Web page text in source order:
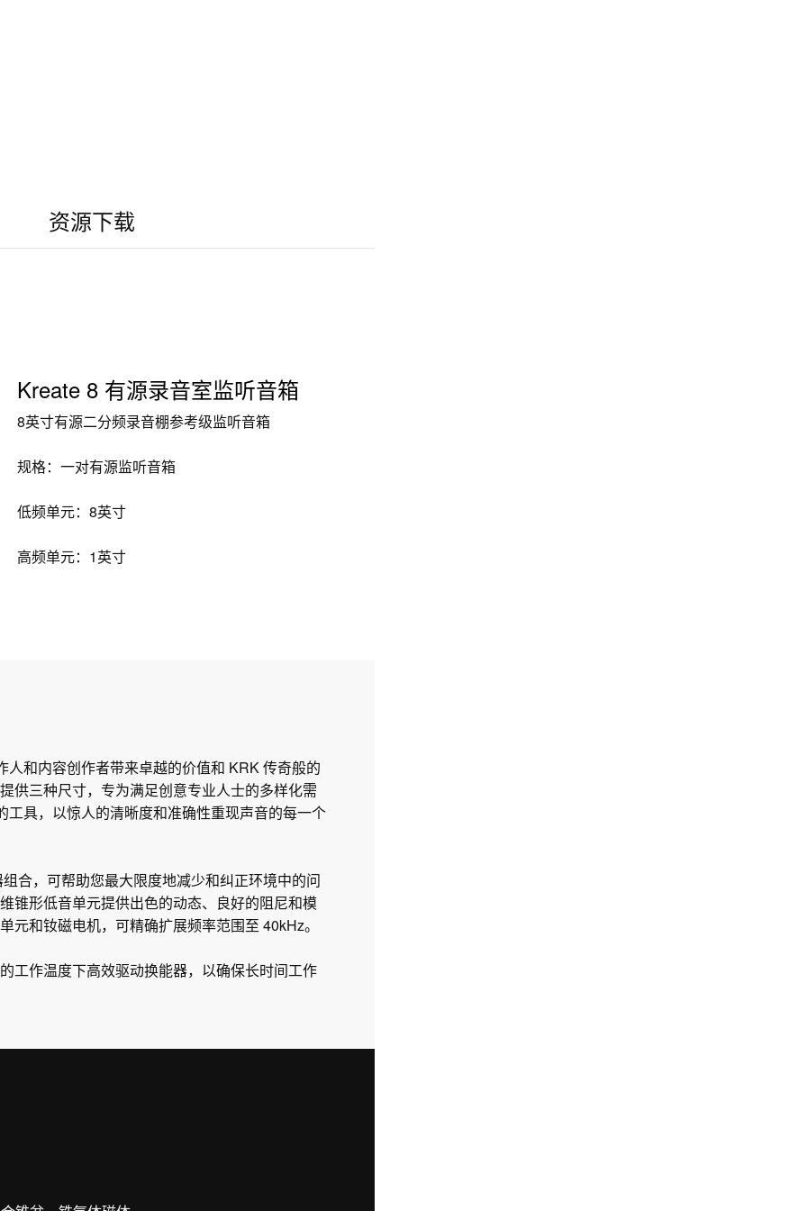
资源下载
Kreate 8 有源录音室监听音箱
8英寸有源二分频录音棚参考级监听音箱
规格：一对有源监听音箱
低频单元：8英寸
高频单元：1英寸
和内容创作者带来卓越的价值和 KRK 传奇般的
供三种尺寸，专为满足创意专业人士的多样化需
具，以惊人的清晰度和准确性重现声音的每一个
合，可帮助您最大限度地减少和纠正环境中的问
锥形低音单元提供出色的动态、良好的阻尼和模
和钕磁电机，可精确扩展频率范围至 40kHz。
工作温度下高效驱动换能器，以确保长时间工作